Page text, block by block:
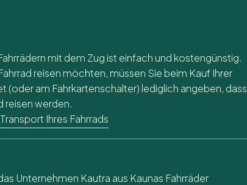
mit dem Zug ist einfach und kostengünstig.
reisen möchten, müssen Sie beim Kauf Ihrer
(oder am Fahrkartenschalter) lediglich angeben, dass
reisen werden.
Ihres Fahrrads
Unternehmen Kautra aus Kaunas Fahrräder